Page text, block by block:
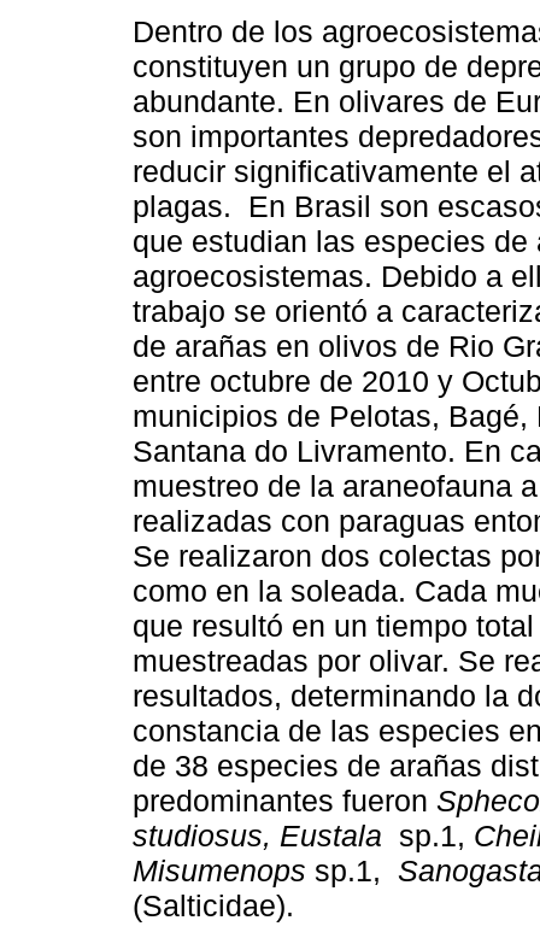
Dentro de los
constituyen un grupo de
abundante. En olivares de
son importantes
reducir significativamente el
plagas. En Brasil son
que estudian las especies de
agroecosistemas. Debido a
trabajo se orientó a
de arañas en olivos de Rio
entre octubre de 2010 y
municipios de Pelotas,
Santana do Livramento. En
muestreo de la araneofauna
realizadas con paraguas
Se realizaron dos colectas
como en la soleada. Cada
que resultó en un tiempo
muestreadas por olivar. Se
resultados, determinando la
constancia de las especies
de 38 especies de arañas
predominantes fueron
studiosus, Eustala sp.1,
Misumenops sp.1,
(Salticidae).